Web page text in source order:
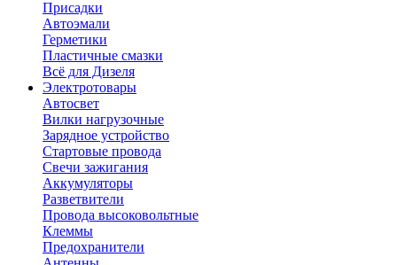
Присадки
Автоэмали
Герметики
Пластичные смазки
Всё для Дизеля
Электротовары
Автосвет
Вилки нагрузочные
Зарядное устройство
Стартовые провода
Свечи зажигания
Аккумуляторы
Разветвители
Провода высоковольтные
Клеммы
Предохранители